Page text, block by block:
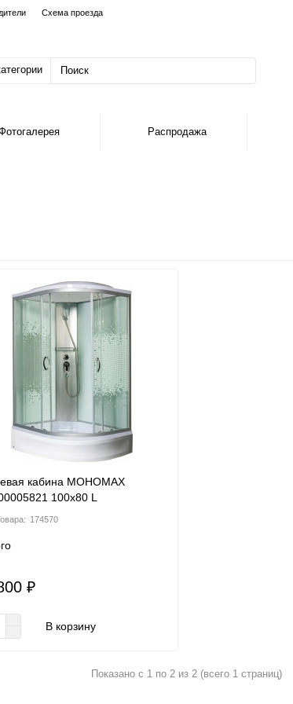
Схема проезда
Распродажа
кабина МОНОМАХ
100х80 L
174570
₽
В корзину
Показано с 1 по 2 из 2 (всего 1 страниц)